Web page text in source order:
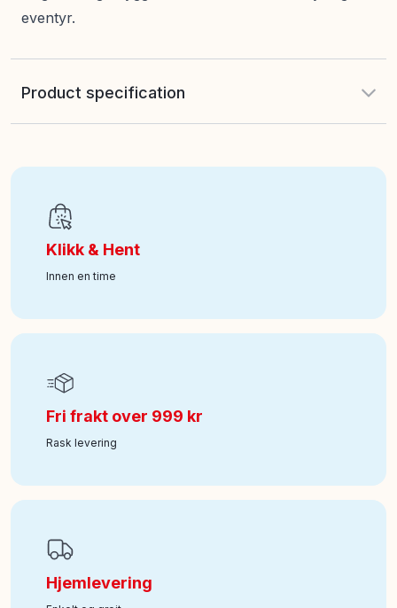
eventyr.
Product specification
Art nr:100-141011047
Klikk & Hent
Innen en time
Fri frakt over 999 kr
Rask levering
Hjemlevering